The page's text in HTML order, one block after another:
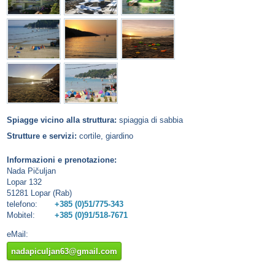
Spiagge vicino alla struttura: spiaggia di sabbia
Strutture e servizi: cortile, giardino
Informazioni e prenotazione:
Nada Pičuljan
Lopar 132
51281 Lopar (Rab)
telefono:
+385 (0)51/775-343
Mobitel:
+385 (0)91/518-7671
eMail:
nadapiculjan63@gmail.com